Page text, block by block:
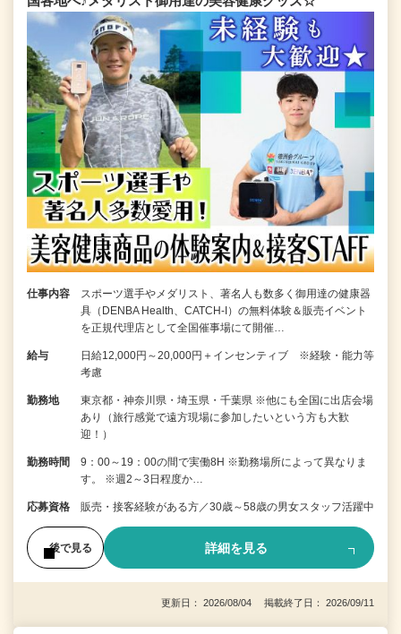
仕事内容
スポーツ選手やメダリスト、著名人も数多く御用達の健康器
具（DENBA Health、CATCH-I）の無料体験＆販売イベント
を正規代理店として全国催事場にて開催…
給与
日給12,000円～20,000円＋インセンティブ ※経験・能力等
考慮
勤務地
東京都・神奈川県・埼玉県・千葉県 ※他にも全国に出店会場
あり（旅行感覚で遠方現場に参加したいという方も大歓
迎！）
勤務時間
9：00～19：00の間で実働8H ※勤務場所によって異なりま
す。 ※週2～3日程度か…
応募資格 販売・接客経験がある方／30歳～58歳の男女スタッフ活躍中
後で見る 詳細を見る
更新日： 2026/08/04 掲載終了日： 2026/09/11